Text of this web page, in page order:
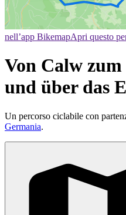
nell’app BikemapApri questo
Von Calw
und über das
Un percorso ciclabile con
Germania.